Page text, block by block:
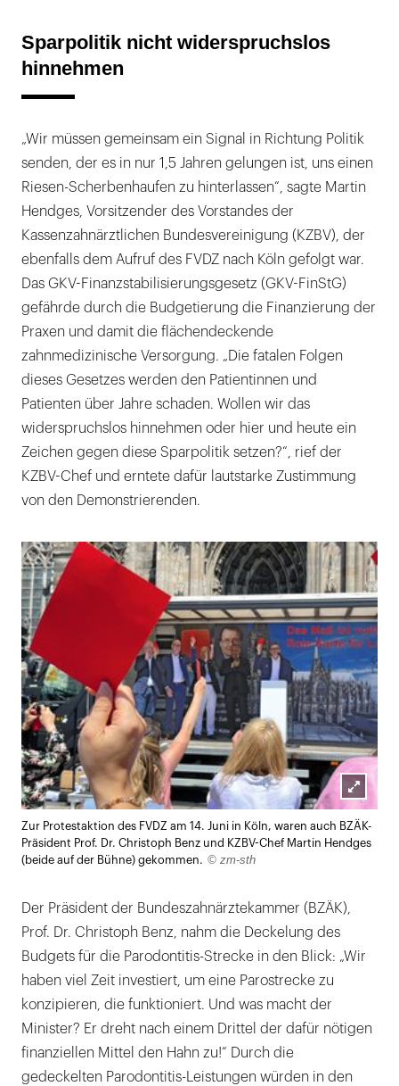
Sparpolitik nicht widerspruchslos
hinnehmen
„Wir müssen gemeinsam ein Signal in Richtung Politik
senden, der es in nur 1,5 Jahren gelungen ist, uns einen
Riesen-Scherbenhaufen zu hinterlassen“, sagte Martin
Hendges, Vorsitzender des Vorstandes der
Kassenzahnärztlichen Bundesvereinigung (KZBV), der
ebenfalls dem Aufruf des FVDZ nach Köln gefolgt war.
Das GKV-Finanzstabilisierungsgesetz (GKV-FinStG)
gefährde durch die Budgetierung die Finanzierung der
Praxen und damit die flächendeckende
zahnmedizinische Versorgung. „Die fatalen Folgen
dieses Gesetzes werden den Patientinnen und
Patienten über Jahre schaden. Wollen wir das
widerspruchslos hinnehmen oder hier und heute ein
Zeichen gegen diese Sparpolitik setzen?“, rief der
KZBV-Chef und erntete dafür lautstarke Zustimmung
von den Demonstrierenden.
öffnen
Zur Protestaktion des FVDZ am 14. Juni in Köln, waren auch BZÄK-
Präsident Prof. Dr. Christoph Benz und KZBV-Chef Martin Hendges
(beide auf der Bühne) gekommen. © zm-sth
Der Präsident der Bundeszahnärztekammer (BZÄK),
Prof. Dr. Christoph Benz, nahm die Deckelung des
Budgets für die Parodontitis-Strecke in den Blick: „Wir
haben viel Zeit investiert, um eine Parostrecke zu
konzipieren, die funktioniert. Und was macht der
Minister? Er dreht nach einem Drittel der dafür nötigen
finanziellen Mittel den Hahn zu!“ Durch die
gedeckelten Parodontitis-Leistungen würden in den